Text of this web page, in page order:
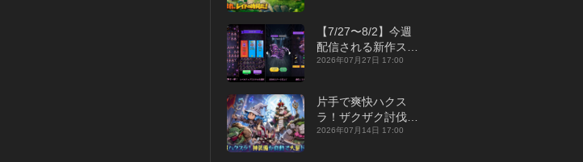
征』【最新作PICKU
P】
【7/27〜8/2】今週
配信される新作スマ
ホゲームをまとめて
年】
2026年07月27日 17:00
片手で爽快ハクス
ラ！ザクザク討伐し
て神装備を集める放
2026年07月14日 17:00